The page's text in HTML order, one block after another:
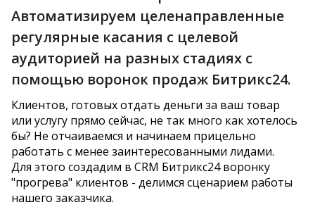
Автоматизируем целенаправленные
регулярные касания с целевой
аудиторией на разных стадиях с
помощью воронок продаж Битрикс24.
Клиентов, готовых отдать деньги за ваш товар
или услугу прямо сейчас, не так много как хотелось
бы? Не отчаиваемся и начинаем прицельно
работать с менее заинтересованными лидами.
Для этого создадим в CRM Битрикс24 воронку
"прогрева" клиентов - делимся сценарием работы
нашего заказчика.